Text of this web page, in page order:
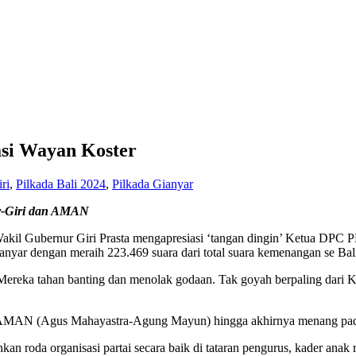
Wayan Koster
, Pilkada Bali 2024, Pilkada Gianyar
Giri dan AMAN
Gubernur Giri Prasta mengapresiasi ‘tangan dingin’ Ketua DPC
dengan meraih 223.469 suara dari total suara kemenangan se
tahan banting dan menolak godaan. Tak goyah berpaling
(Agus Mahayastra-Agung Mayun) hingga akhirnya menang
roda organisasi partai secara baik di tataran pengurus, kader